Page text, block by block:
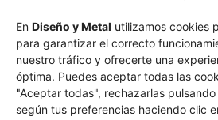
En Diseño y Metal utilizamos cookies
para garantizar el correcto
nuestro tráfico y ofrecerte una
óptima. Puedes aceptar todas las
"Aceptar todas", rechazarlas
según tus preferencias haciendo clic
únicos
> Pergolas
>
Decoración
y diseño de
interiores